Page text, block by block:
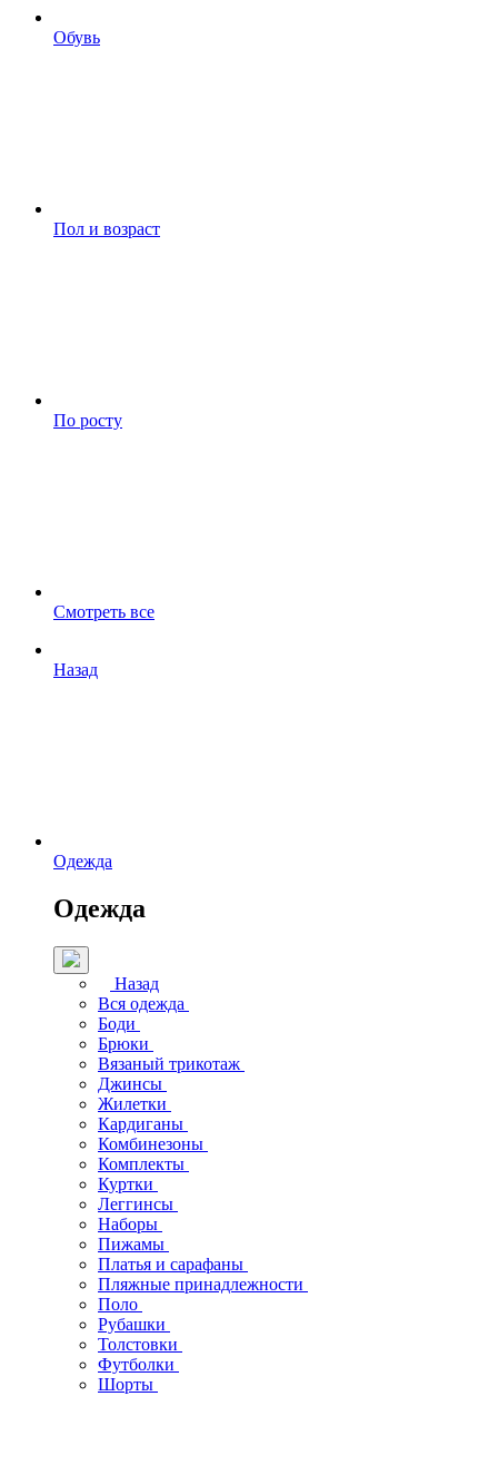
Обувь
Пол и возраст
По росту
Смотреть все
Назад
Одежда
Одежда
Назад
Вся одежда
Боди
Брюки
Вязаный трикотаж
Джинсы
Жилетки
Кардиганы
Комбинезоны
Комплекты
Куртки
Леггинсы
Наборы
Пижамы
Платья и сарафаны
Пляжные принадлежности
Поло
Рубашки
Толстовки
Футболки
Шорты